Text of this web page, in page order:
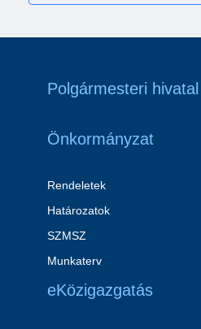
Polgármesteri hivatal
Önkormányzat
Rendeletek
Határozatok
SZMSZ
Munkaterv
eKözigazgatás